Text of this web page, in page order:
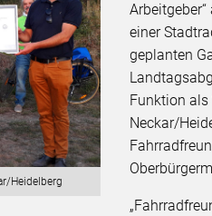
Heidelberg
einer
geplanten
Funktion
Neckar/